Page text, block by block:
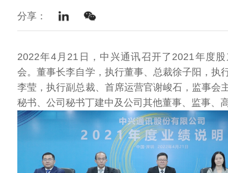
分享：
2022年4月21日，中兴通讯召开了2021年度
会。董事长李自学，执行董事、总裁徐子阳，执
李莹，执行副总裁、首席运营官谢峻石，监事会
秘书、公司秘书丁建中及公司其他董事、监事、